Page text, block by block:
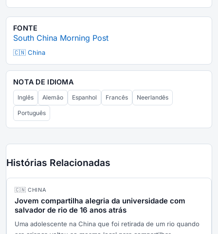
FONTE
South China Morning Post
🇨🇳 China
NOTA DE IDIOMA
Inglês Alemão Espanhol Francês Neerlandês
Português
Histórias Relacionadas
🇨🇳 CHINA
Jovem compartilha alegria da universidade com
salvador de rio de 16 anos atrás
Uma adolescente na China que foi retirada de um rio quando